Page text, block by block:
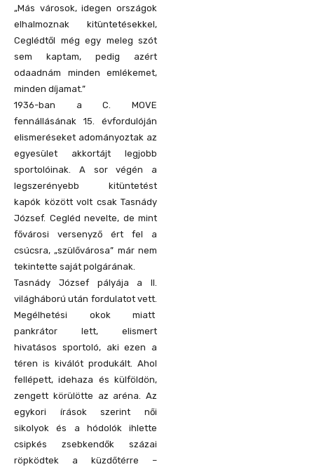
„Más városok, idegen országok
elhalmoznak kitüntetésekkel,
Ceglédtől még egy meleg szót
sem kaptam, pedig azért
odaadnám minden emlékemet,
minden díjamat.”
1936-ban a C. MOVE
fennállásának 15. évfordulóján
elismeréseket adományoztak az
egyesület akkortájt legjobb
sportolóinak. A sor végén a
legszerényebb kitüntetést
kapók között volt csak Tasnády
József. Cegléd nevelte, de mint
fővárosi versenyző ért fel a
csúcsra, „szülővárosa” már nem
tekintette saját polgárának.
Tasnády József pályája a II.
világháború után fordulatot vett.
Megélhetési okok miatt
pankrátor lett, elismert
hivatásos sportoló, aki ezen a
téren is kiválót produkált. Ahol
fellépett, idehaza és külföldön,
zengett körülötte az aréna. Az
egykori írások szerint női
sikolyok és a hódolók ihlette
csipkés zsebkendők százai
röpködtek a küzdőtérre –